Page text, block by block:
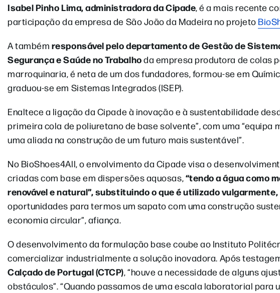
Isabel Pinho Lima, administradora da Cipade, é a mais recente
participação da empresa de São João da Madeira no projeto
A também responsável pelo departamento de Gestão de
Segurança e Saúde no Trabalhoda empresa produtora de colas
marroquinaria, é neta de um dos fundadores, formou-se em
graduou-se em Sistemas Integrados (ISEP).
Enaltece a ligação da Cipade à inovação e à sustentabilidade
primeira cola de poliuretano de base solvente”, com uma
uma aliada na construção de um futuro mais sustentável”.
No BioShoes4All, o envolvimento da Cipade visa o
criadas com base em dispersões aquosas,“tendo a água como
renovável e natural”, substituindo o que é utilizado
oportunidades para termos um sapato com uma construção
economia circular”, afiança.
O desenvolvimento da formulação base coube ao Instituto
comercializar industrialmente a solução inovadora. Após
Calçado de Portugal (CTCP), “houve a necessidade de alguns
obstáculos”. “Quando passamos de uma escala laboratorial